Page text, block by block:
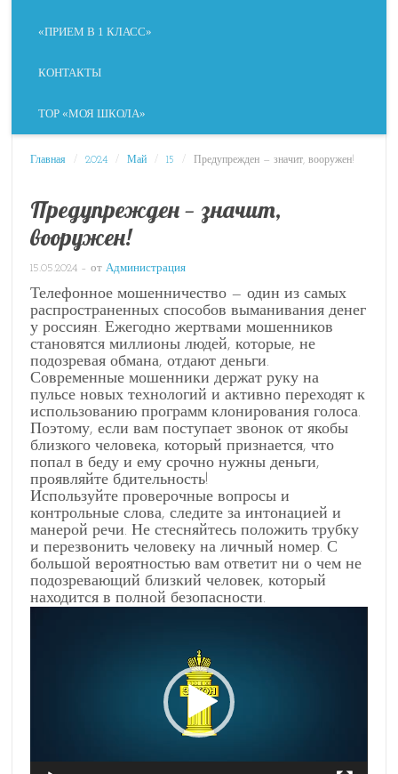
«ПРИЕМ В 1 КЛАСС»
КОНТАКТЫ
ТОР «МОЯ ШКОЛА»
Главная / 2024 / Май / 15 / Предупрежден — значит, вооружен!
Предупрежден — значит,
вооружен!
15.05.2024 – отАдминистрация
Телефонное мошенничество — один из самых
распространенных способов выманивания денег
у россиян. Ежегодно жертвами мошенников
становятся миллионы людей, которые, не
подозревая обмана, отдают деньги.
Современные мошенники держат руку на
пульсе новых технологий и активно переходят к
использованию программ клонирования голоса.
Поэтому, если вам поступает звонок от якобы
близкого человека, который признается, что
попал в беду и ему срочно нужны деньги,
проявляйте бдительность!
Используйте проверочные вопросы и
контрольные слова, следите за интонацией и
манерой речи. Не стесняйтесь положить трубку
и перезвонить человеку на личный номер. С
большой вероятностью вам ответит ни о чем не
подозревающий близкий человек, который
находится в полной безопасности.